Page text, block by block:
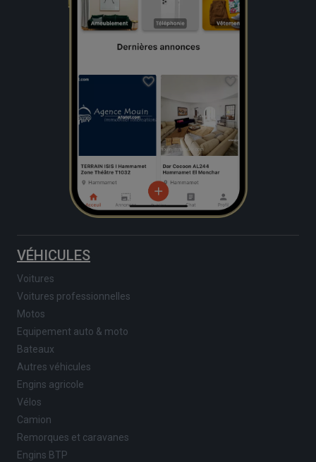
VÉHICULES
Voitures
Voitures professionnelles
Motos
Equipement auto & moto
Bateaux
Autres véhicules
Engins agricole
Vélos
Camion
Remorques et caravanes
Engins BTP